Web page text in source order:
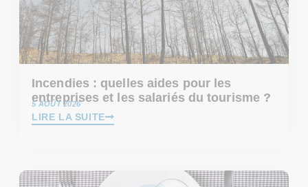
Incendies : quelles aides pour les
entreprises et les salariés du tourisme ?
5 AOÛT 2026
LIRE LA SUITE